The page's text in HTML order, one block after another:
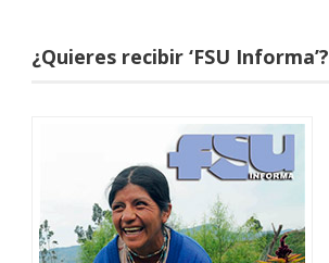
¿Quieres recibir ‘FSU Informa’?